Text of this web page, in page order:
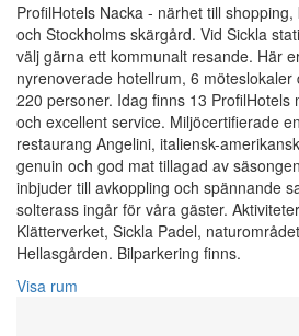
ProfilHotels Nacka - närhet till
och Stockholms skärgård. Vid Sickla
välj gärna ett kommunalt resande. Här
nyrenoverade hotellrum, 6
220 personer. Idag finns 13 ProfilHotels
och excellent service. Miljöcertifierade
restaurang Angelini, italiensk-
genuin och god mat tillagad av
inbjuder till avkoppling och spännande
solterass ingår för våra gäster.
Klätterverket, Sickla Padel,
Hellasgården. Bilparkering finns.
Visa rum